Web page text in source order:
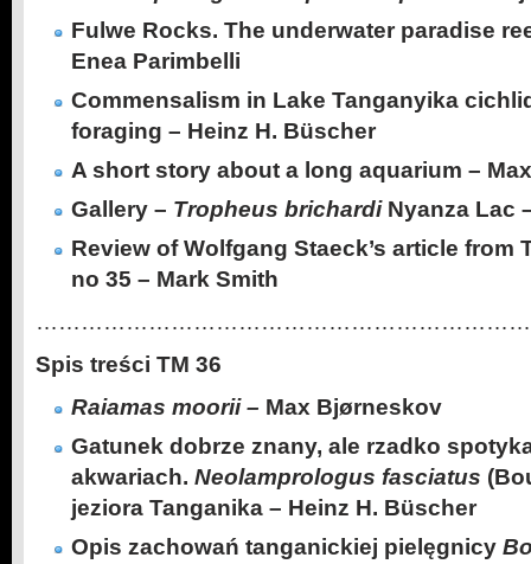
Fulwe Rocks. The underwater paradise
Enea Parimbelli
Commensalism in Lake Tanganyika
foraging – Heinz H. Büscher
A short story about a long aquarium –
Gallery – Tropheus brichardiNyanza Lac
Review of Wolfgang Staeck’s article from
no 35 – Mark Smith
Spis treści TM 36
Raiamas moorii – Max Bjørneskov
Gatunek dobrze znany, ale rzadko
akwariach. Neolamprologus fasciatus
jeziora Tanganika – Heinz H. Büscher
Opis zachowań tanganickiej pielęgnicy